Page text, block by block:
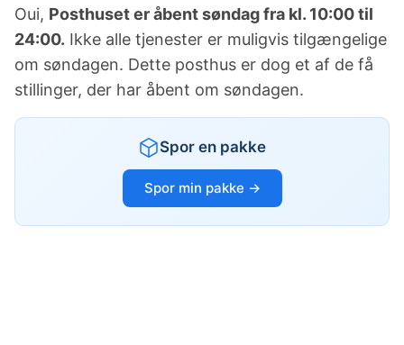
Oui, Posthuset er åbent søndag fra kl. 10:00 til
24:00. Ikke alle tjenester er muligvis tilgængelige
om søndagen. Dette posthus er dog et af de få
stillinger, der har åbent om søndagen.
Spor en pakke
Spor min pakke →